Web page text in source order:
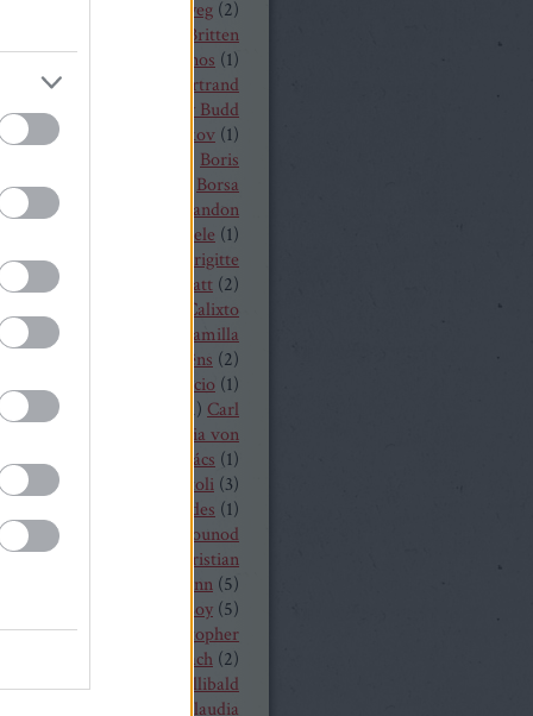
bélyeg (2)
Benjamin Britten
István Berkes János (1)
Zimmermann
Bertrand
(2)beszámoló
Billy Budd
Nilsson Bogdan Volkov (1)
Boris
(1
Borsa
Bo Skovhus
Brandon
Bregenzer Festspiele (1)
Rae(1)
Brigitte
Brindley Sherratt (2)
Calixto
Cameron Shahbazi
Camilla
Camille Saint-Saëns (2)
Saint Saens
Capriccio (1)
) 1) Carl
Carl Maria von
(5)Carmen Cár és ács (1)
cd Cecilia Bartoli (3)
Chabert ezredes (1)
Charles Gounod
Maltman
Christian
Christian Thielemann (5)
Christof Loy (5)
Maltman
Christopher
Christoph Eschenbach (2)
Pohl(4)Christoph Willibald
Claudia